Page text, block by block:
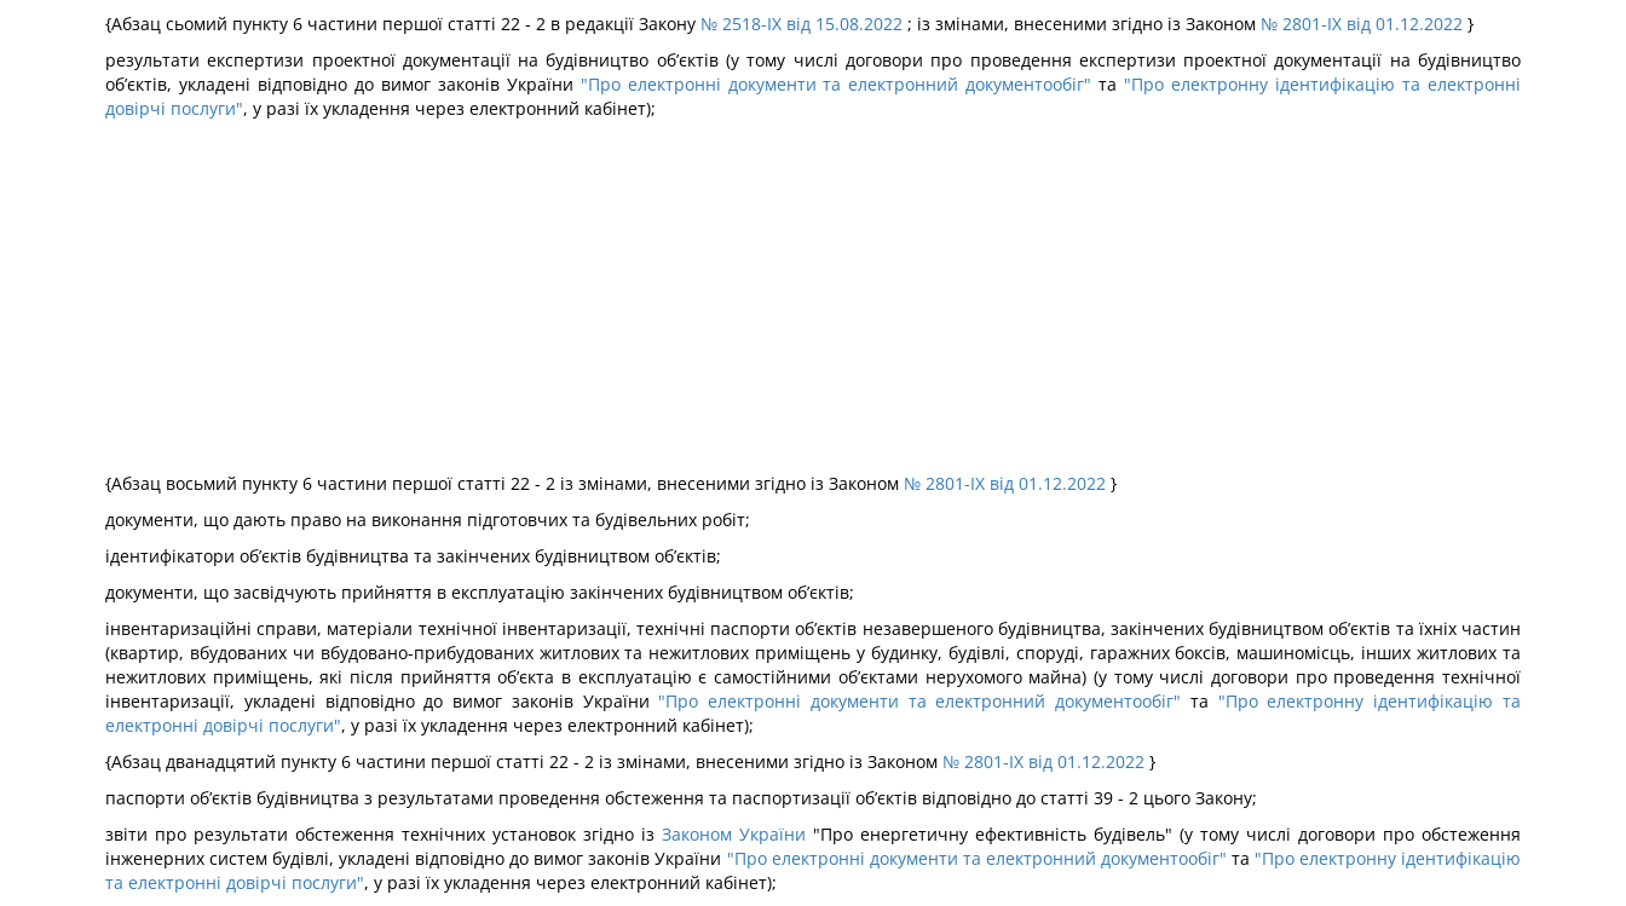
{Абзац сьомий пункту 6 частини першої статті 22 - 2 в редакції Закону № 2518-IX від 15.08.2022 ; із змінами, внесеними згідно із Законом № 2801-IX від 01.12.2022 }
результати експертизи проектної документації на будівництво об’єктів (у тому числі договори про проведення експертизи проектної документації на будівництво
об’єктів, укладені відповідно до вимог законів України "Про електронні документи та електронний документообіг" та "Про електронну ідентифікацію та електронні
довірчі послуги", у разі їх укладення через електронний кабінет);
{Абзац восьмий пункту 6 частини першої статті 22 - 2 із змінами, внесеними згідно із Законом № 2801-IX від 01.12.2022 }
документи, що дають право на виконання підготовчих та будівельних робіт;
ідентифікатори об’єктів будівництва та закінчених будівництвом об’єктів;
документи, що засвідчують прийняття в експлуатацію закінчених будівництвом об’єктів;
інвентаризаційні справи, матеріали технічної інвентаризації, технічні паспорти об’єктів незавершеного будівництва, закінчених будівництвом об’єктів та їхніх частин
(квартир, вбудованих чи вбудовано-прибудованих житлових та нежитлових приміщень у будинку, будівлі, споруді, гаражних боксів, машиномісць, інших житлових та
нежитлових приміщень, які після прийняття об’єкта в експлуатацію є самостійними об’єктами нерухомого майна) (у тому числі договори про проведення технічної
інвентаризації, укладені відповідно до вимог законів України "Про електронні документи та електронний документообіг" та "Про електронну ідентифікацію та
електронні довірчі послуги", у разі їх укладення через електронний кабінет);
{Абзац дванадцятий пункту 6 частини першої статті 22 - 2 із змінами, внесеними згідно із Законом № 2801-IX від 01.12.2022 }
паспорти об’єктів будівництва з результатами проведення обстеження та паспортизації об’єктів відповідно до статті 39 - 2 цього Закону;
звіти про результати обстеження технічних установок згідно із Законом України "Про енергетичну ефективність будівель" (у тому числі договори про обстеження
інженерних систем будівлі, укладені відповідно до вимог законів України "Про електронні документи та електронний документообіг" та "Про електронну ідентифікацію
та електронні довірчі послуги", у разі їх укладення через електронний кабінет);